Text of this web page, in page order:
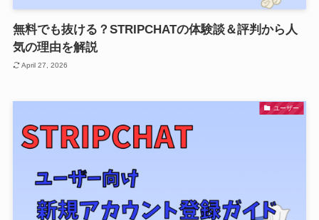
無料でも抜ける？STRIPCHATの体験談＆評判から人
気の理由を解説
April 27, 2026
ユーザー